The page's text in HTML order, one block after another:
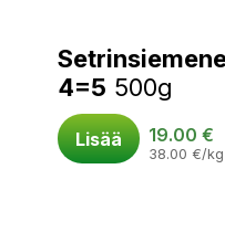
4=5 500g
Lisää 19.00 €
38.00 €/kg